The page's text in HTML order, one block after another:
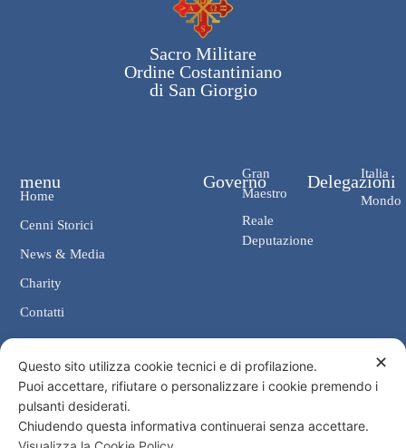
Sacro Militare
Ordine Costantiniano
di San Giorgio
Governo
Gran
Maestro
Reale
Deputazione
Delegazioni
Italia
Mondo
menu
Home
Cenni Storici
News & Media
Charity
Contatti
Contatti
Cancelleria: Via Giosuè Carducci, 4 00187 Roma
eMail: cancelleria@ordine-costantiniano.it
Tel. +39 06 47.41.190 +39 06 48.19.401
✕
Questo sito utilizza cookie tecnici e di profilazione.
Puoi accettare, rifiutare o personalizzare i cookie premendo i
pulsanti desiderati.
Chiudendo questa informativa continuerai senza accettare.